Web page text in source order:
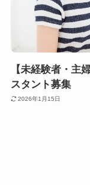
【未経験者・主
スタント募集
2026年1月15日